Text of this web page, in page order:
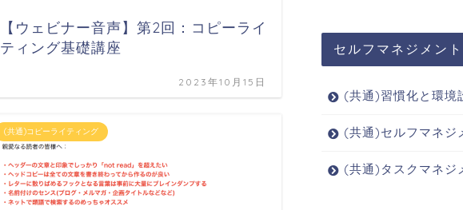
【ウェビナー音声】第2回：コピーライ
ティング基礎講座
2023年10月15日
(共通)コピーライティング
セルフマネジメント
(共通)習慣化と環境
(共通)セルフマネジ
(共通)タスクマネジ